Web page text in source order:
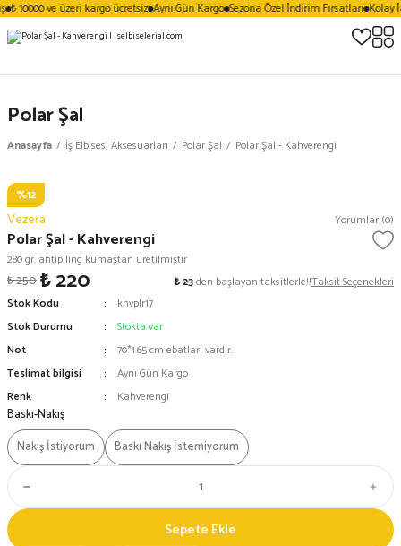
₺ 10000 ve üzeri kargo ücretsiz Aynı Gün Kargo Sezona Özel İndirim Fırsatları Kolay
Polar Şal
Anasayfa İş Elbisesi Aksesuarları Polar Şal Polar Şal - Kahverengi
%12
Vezera Yorumlar (0)
Polar Şal - Kahverengi
280 gr. antipiling kumaştan üretilmiştir
₺ 250₺ 220 ₺ 23den başlayan taksitlerle!!Taksit Seçenekleri
Stok Kodu
khvplr17
Stok Durumu
Stokta var
Not
70*1.65 cm ebatları vardır.
Teslimat bilgisi
Aynı Gün Kargo
Renk
Kahverengi
Baskı-Nakış
Nakış İstiyorum
Baskı Nakış İstemiyorum
Sepete Ekle